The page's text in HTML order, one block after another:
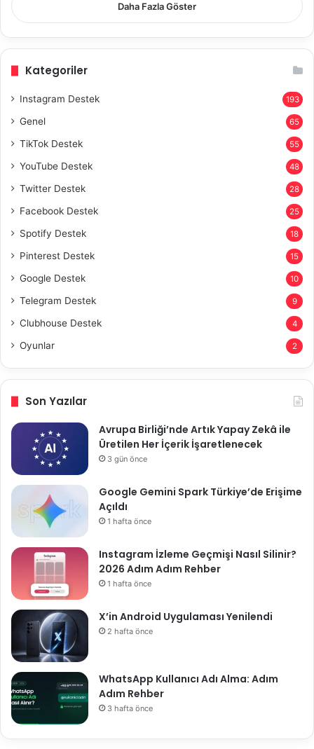
Daha Fazla Göster
Kategoriler
Instagram Destek 193
Genel 65
TikTok Destek 55
YouTube Destek 48
Twitter Destek 28
Facebook Destek 25
Spotify Destek 18
Pinterest Destek 15
Google Destek 10
Telegram Destek 9
Clubhouse Destek 4
Oyunlar 2
Son Yazılar
Avrupa Birliği’nde Artık Yapay Zekâ ile
Üretilen Her İçerik İşaretlenecek
3 gün önce
Google Gemini Spark Türkiye’de Erişime
Açıldı
1 hafta önce
Instagram İzleme Geçmişi Nasıl Silinir?
2026 Adım Adım Rehber
1 hafta önce
X’in Android Uygulaması Yenilendi
2 hafta önce
WhatsApp Kullanıcı Adı Alma: Adım
Adım Rehber
3 hafta önce